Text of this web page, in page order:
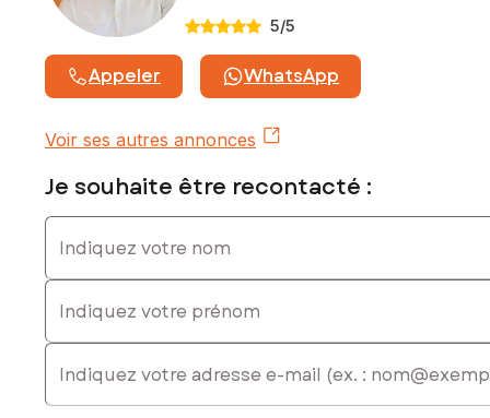
moi.
exposé sont disponibles sur le site Géorisques :
www.georisques.gouv.fr
Prix de vente : 178 000 €
0658021656, E-mail : sylvain.brue@safti.fr - EI - Agent
commercial immatriculé au RSAC de Montauban sous le
5/5
Appeler WhatsApp
Voir ses autres annonces
Je souhaite être recontacté :
Indiquez votre nom
Indiquez votre prénom
E-mail